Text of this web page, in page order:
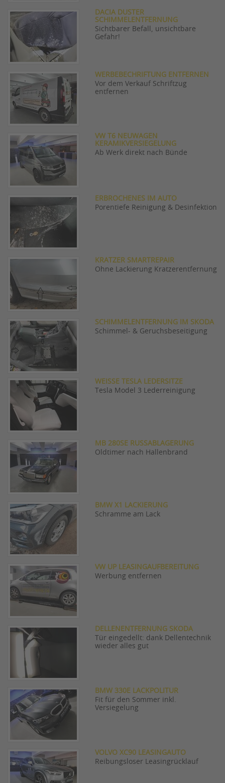
DACIA DUSTER
SCHIMMELENTFERNUNG
Sichtbarer Befall, unsichtbare
Gefahr!
WERBEBECHRIFTUNG ENTFERNEN
Vor dem Verkauf Schriftzug
entfernen
VW T6 NEUWAGEN
KERAMIKVERSIEGELUNG
Ab Werk direkt nach Bünde
ERBROCHENES IM AUTO
Porentiefe Reinigung & Desinfektion
KRATZER SMARTREPAIR
Ohne Lackierung Kratzerentfernung
SCHIMMELENTFERNUNG IM SKODA
Schimmel- & Geruchsbeseitigung
WEISSE TESLA LEDERSITZE
Tesla Model 3 Lederreinigung
MB 280SE RUSSABLAGERUNG
Oldtimer nach Hallenbrand
BMW X1 LACKIERUNG
Schramme am Lack
VW UP LEASINGAUFBEREITUNG
Werbung entfernen
DELLENENTFERNUNG SKODA
Tür eingedellt: dank Dellentechnik
wieder alles gut
BMW 330E LACKPOLITUR
Fit für den Sommer inkl.
Versiegelung
VOLVO XC90 LEASINGAUTO
Reibungsloser Leasingrücklauf